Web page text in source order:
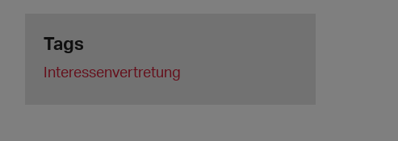
Tags
Interessenvertretung